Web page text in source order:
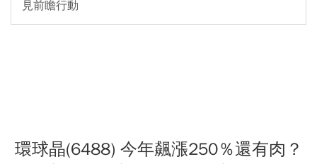
見前瞻行動
環球晶(6488) 今年飆漲250％還有肉？